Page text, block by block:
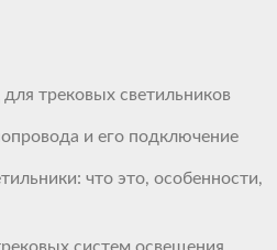
трековых светильников
и его подключение
что это, особенности,